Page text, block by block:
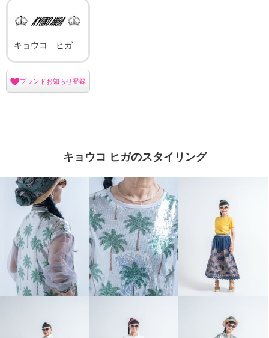
キョウコ ヒガ
ブランドお知らせ登録
キョウコ ヒガのスタイリング